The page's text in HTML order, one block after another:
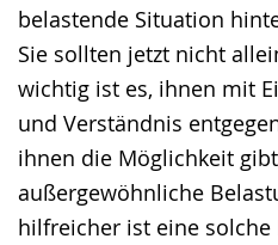
belastende Situation
Sie sollten jetzt nicht
wichtig ist es, ihnen mit
und Verständnis
ihnen die Möglichkeit
außergewöhnliche
hilfreicher ist eine solche